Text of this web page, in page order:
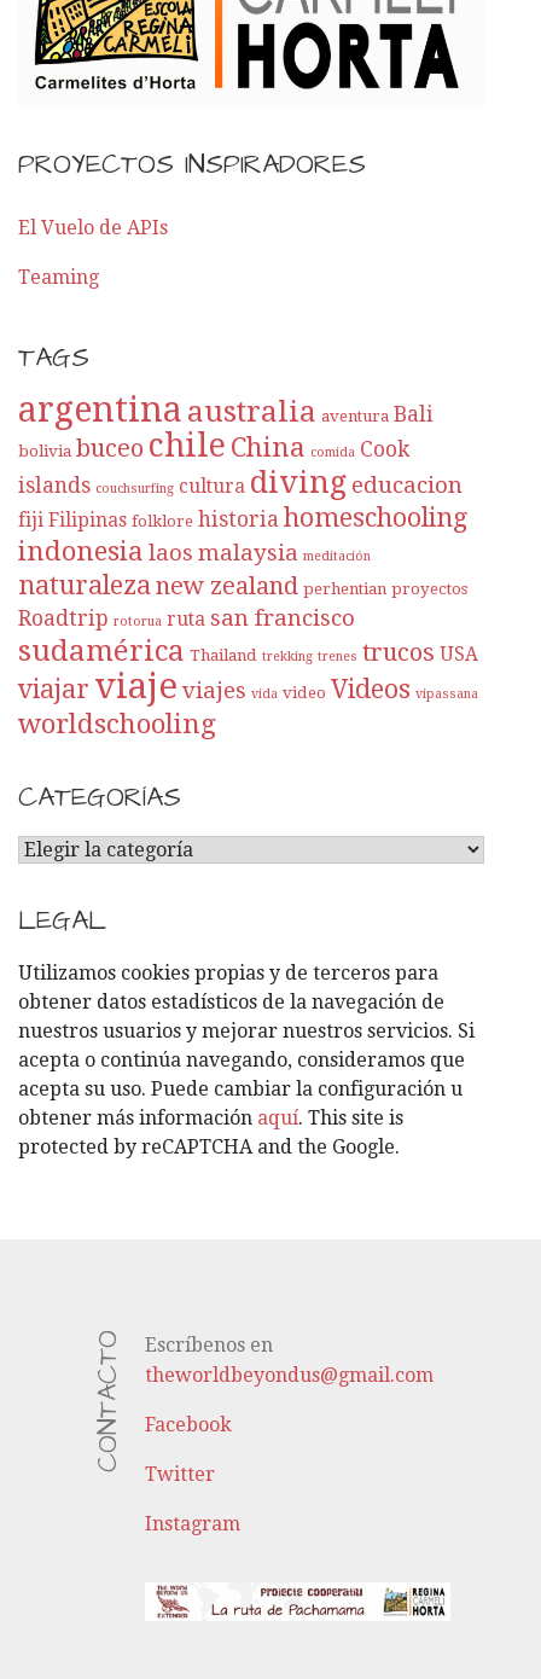
PROYECTOS INSPIRADORES
El Vuelo de APIs
Teaming
TAGS
argentina australia aventura Bali
bolivia buceo chile China comida Cook
islands couchsurfing cultura diving educacion
fiji Filipinas folklore historia homeschooling
indonesia laos malaysia meditación
naturaleza new zealand perhentian proyectos
Roadtrip rotorua ruta san francisco
sudamérica Thailand trekking trenes trucos USA
viajar viaje viajes vida video Videos vipassana
worldschooling
CATEGORÍAS
C
T
E
G
O
R
Í
A
S
LEGAL
Utilizamos cookies propias y de terceros para
obtener datos estadísticos de la navegación de
nuestros usuarios y mejorar nuestros servicios. Si
acepta o continúa navegando, consideramos que
acepta su uso. Puede cambiar la configuración u
obtener más información aquí. This site is
protected by reCAPTCHA and the Google.
CONTACTO
Escríbenos en
theworldbeyondus@gmail.com
Facebook
Twitter
Instagram